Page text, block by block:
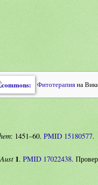
Фитотерапияна
: 1451–60. PMID 15180577.
1. PMID 17022438.